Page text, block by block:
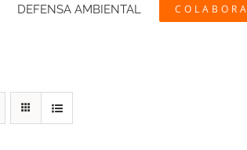
DEFENSA AMBIENTAL COLABORA